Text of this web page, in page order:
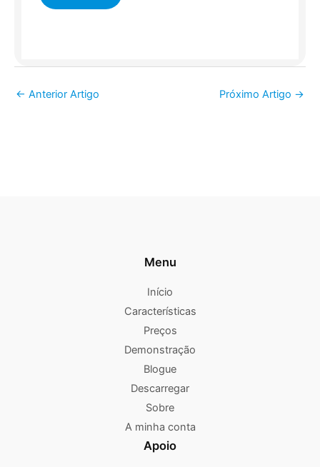
← Anterior Artigo Próximo Artigo →
Menu
Início
Características
Preços
Demonstração
Blogue
Descarregar
Sobre
A minha conta
Apoio